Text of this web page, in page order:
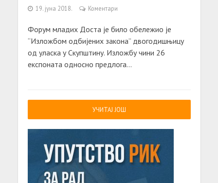
19. јуна 2018. Коментари
Форум младих Доста је било обележио је
“Изложбом одбијених закона” двогодишњицу
од уласка у Скупштину. Изложбу чини 26
експоната односно предлога...
УЧИТАЈ ЈОШ